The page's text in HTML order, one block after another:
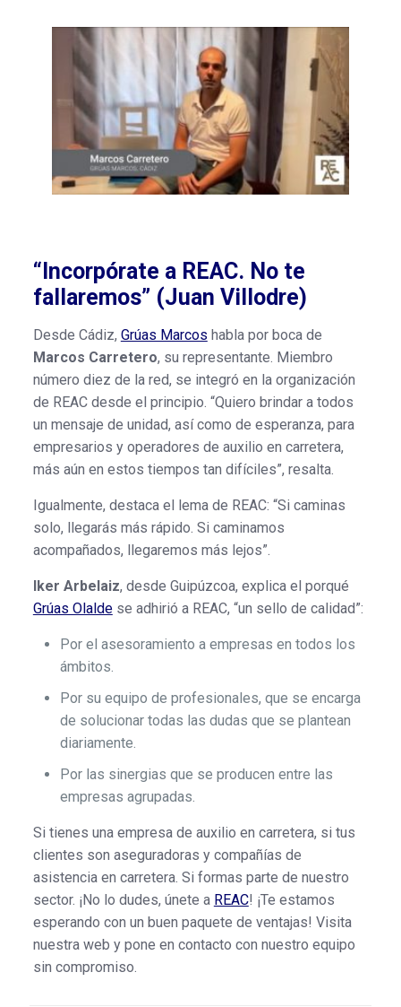
“Incorpórate a REAC. No te
fallaremos” (Juan Villodre)
Desde Cádiz, Grúas Marcos habla por boca de
Marcos Carretero, su representante. Miembro
número diez de la red, se integró en la organización
de REAC desde el principio. “Quiero brindar a todos
un mensaje de unidad, así como de esperanza, para
empresarios y operadores de auxilio en carretera,
más aún en estos tiempos tan difíciles”, resalta.
Igualmente, destaca el lema de REAC: “Si caminas
solo, llegarás más rápido. Si caminamos
acompañados, llegaremos más lejos”.
Iker Arbelaiz, desde Guipúzcoa, explica el porqué
Grúas Olaldese adhirió a REAC, “un sello de calidad”:
Por el asesoramiento a empresas en todos los
ámbitos.
Por su equipo de profesionales, que se encarga
de solucionar todas las dudas que se plantean
diariamente.
Por las sinergias que se producen entre las
empresas agrupadas.
Si tienes una empresa de auxilio en carretera, si tus
clientes son aseguradoras y compañías de
asistencia en carretera. Si formas parte de nuestro
sector. ¡No lo dudes, únete a REAC! ¡Te estamos
esperando con un buen paquete de ventajas! Visita
nuestra web y pone en contacto con nuestro equipo
sin compromiso.